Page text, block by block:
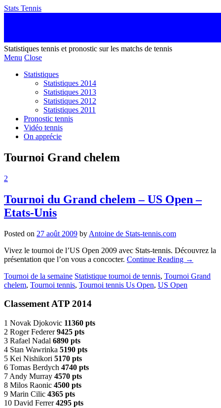
Stats Tennis
Statistiques tennis et pronostic sur les matchs de tennis
Menu Close
Statistiques
Statistiques 2014
Statistiques 2013
Statistiques 2012
Statistiques 2011
Pronostic tennis
Vidéo tennis
On apprécie
Tournoi Grand chelem
2
Tournoi du Grand chelem – US Open –
Etats-Unis
Posted on 27 août 2009 by Antoine de Stats-tennis.com
Vivez le tournoi de l’US Open 2009 avec Stats-tennis. Découvrez la
présentation que l’on vous a concocter. Continue Reading →
Tournoi de la semaine Statistique tournoi de tennis, Tournoi Grand
chelem, Tournoi tennis, Tournoi tennis Us Open, US Open
Classement ATP 2014
1 Novak Djokovic 11360 pts
2 Roger Federer9425 pts
3 Rafael Nadal 6890 pts
4 Stan Wawrinka 5190 pts
5 Kei Nishikori 5170 pts
6 Tomas Berdych 4740 pts
7 Andy Murray 4570 pts
8 Milos Raonic 4500 pts
9 Marin Cilic 4365 pts
10 David Ferrer4295 pts